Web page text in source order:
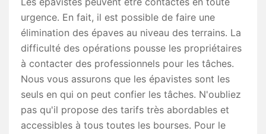
urgence. En fait, il est possible de faire une
élimination des épaves au niveau des terrains. La
difficulté des opérations pousse les propriétaires
à contacter des professionnels pour les tâches.
Nous vous assurons que les épavistes sont les
seuls en qui on peut confier les tâches. N'oubliez
pas qu'il propose des tarifs très abordables et
accessibles à tous toutes les bourses. Pour le